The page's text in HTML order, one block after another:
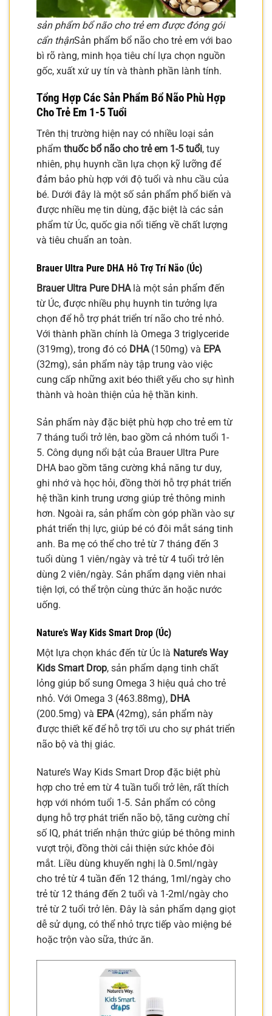
sản phẩm bổ não cho trẻ em được đóng gói
cẩn thậnSản phẩm bổ não cho trẻ em với bao
bì rõ ràng, minh họa tiêu chí lựa chọn nguồn
gốc, xuất xứ uy tín và thành phần lành tính.
Tổng Hợp Các Sản Phẩm Bổ Não Phù Hợp
Cho Trẻ Em 1-5 Tuổi
Trên thị trường hiện nay có nhiều loại sản
phẩm thuốc bổ não cho trẻ em 1-5 tuổi, tuy
nhiên, phụ huynh cần lựa chọn kỹ lưỡng để
đảm bảo phù hợp với độ tuổi và nhu cầu của
bé. Dưới đây là một số sản phẩm phổ biến và
được nhiều mẹ tin dùng, đặc biệt là các sản
phẩm từ Úc, quốc gia nổi tiếng về chất lượng
và tiêu chuẩn an toàn.
Brauer Ultra Pure DHA Hỗ Trợ Trí Não (Úc)
Brauer Ultra Pure DHAlà một sản phẩm đến
từ Úc, được nhiều phụ huynh tin tưởng lựa
chọn để hỗ trợ phát triển trí não cho trẻ nhỏ.
Với thành phần chính là Omega 3 triglyceride
(319mg), trong đó có DHA(150mg) và EPA
(32mg), sản phẩm này tập trung vào việc
cung cấp những axit béo thiết yếu cho sự hình
thành và hoàn thiện của hệ thần kinh.
Sản phẩm này đặc biệt phù hợp cho trẻ em từ
7 tháng tuổi trở lên, bao gồm cả nhóm tuổi 1-
5. Công dụng nổi bật của Brauer Ultra Pure
DHA bao gồm tăng cường khả năng tư duy,
ghi nhớ và học hỏi, đồng thời hỗ trợ phát triển
hệ thần kinh trung ương giúp trẻ thông minh
hơn. Ngoài ra, sản phẩm còn góp phần vào sự
phát triển thị lực, giúp bé có đôi mắt sáng tinh
anh. Ba mẹ có thể cho trẻ từ 7 tháng đến 3
tuổi dùng 1 viên/ngày và trẻ từ 4 tuổi trở lên
dùng 2 viên/ngày. Sản phẩm dạng viên nhai
tiện lợi, có thể trộn cùng thức ăn hoặc nước
uống.
Nature’s Way Kids Smart Drop (Úc)
Một lựa chọn khác đến từ Úc là Nature’s Way
Kids Smart Drop, sản phẩm dạng tinh chất
lỏng giúp bổ sung Omega 3 hiệu quả cho trẻ
nhỏ. Với Omega 3 (463.88mg), DHA
(200.5mg) và EPA(42mg), sản phẩm này
được thiết kế để hỗ trợ tối ưu cho sự phát triển
não bộ và thị giác.
Nature’s Way Kids Smart Drop đặc biệt phù
hợp cho trẻ em từ 4 tuần tuổi trở lên, rất thích
hợp với nhóm tuổi 1-5. Sản phẩm có công
dụng hỗ trợ phát triển não bộ, tăng cường chỉ
số IQ, phát triển nhận thức giúp bé thông minh
vượt trội, đồng thời cải thiện sức khỏe đôi
mắt. Liều dùng khuyến nghị là 0.5ml/ngày
cho trẻ từ 4 tuần đến 12 tháng, 1ml/ngày cho
trẻ từ 12 tháng đến 2 tuổi và 1-2ml/ngày cho
trẻ từ 2 tuổi trở lên. Đây là sản phẩm dạng giọt
dễ sử dụng, có thể nhỏ trực tiếp vào miệng bé
hoặc trộn vào sữa, thức ăn.